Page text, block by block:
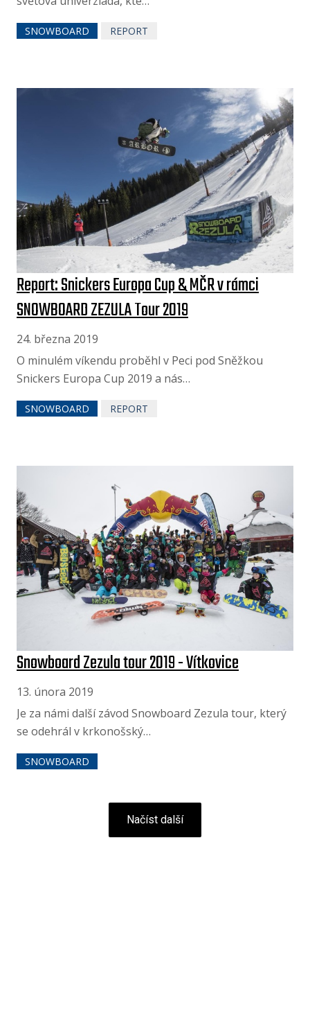
SNOWBOARD REPORT
Report: Snickers Europa Cup & MČR v rámci
SNOWBOARD ZEZULA Tour 2019
24. března 2019
O minulém víkendu proběhl v Peci pod Sněžkou
Snickers Europa Cup 2019 a nás…
SNOWBOARD REPORT
Snowboard Zezula tour 2019 - Vítkovice
13. února 2019
Je za námi další závod Snowboard Zezula tour, který
se odehrál v krkonošský…
SNOWBOARD
Načíst další